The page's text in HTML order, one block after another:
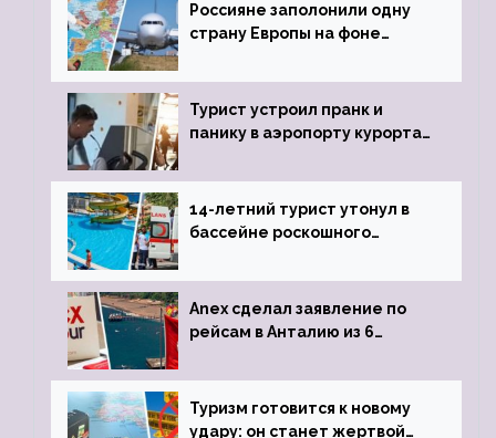
Россияне заполонили одну
страну Европы на фоне
виз
Турист устроил пранк и
панику в аэропорту курорта,
задержке рейса
14-летний турист утонул в
бассейне роскошного
Anex сделал заявление по
рейсам в Анталию из 6
Туризм готовится к новому
удару: он станет жертвой